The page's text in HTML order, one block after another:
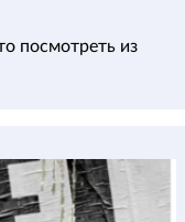
посмотреть из